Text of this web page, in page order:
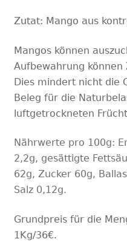
Zutat: Mango aus
Mangoskönnen
Aufbewahrung
Dies mindert nicht die
Beleg für die
luftgetrockneten
Nährwerte pro 100g:
2,2g, gesättigte
62g, Zucker 60g,
Salz 0,12g.
Grundpreis für die
1Kg/36€.